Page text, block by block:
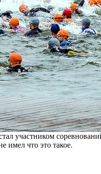
участником
имел что это такое.